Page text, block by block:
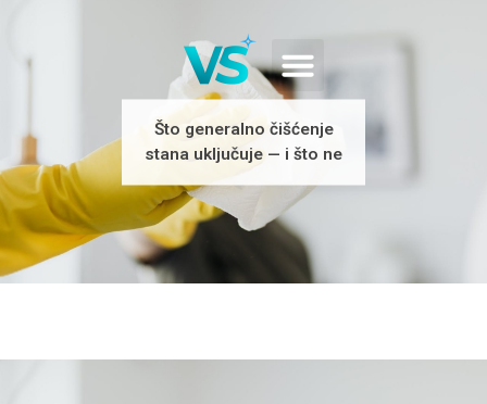
Što generalno čišćenje
stana uključuje — i što ne